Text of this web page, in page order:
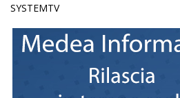
SYSTEMTV